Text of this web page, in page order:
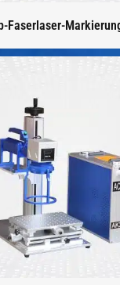
Faserlaser-